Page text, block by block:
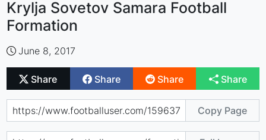
Krylja Sovetov Samara Football
Formation
June 8, 2017
Share Share Share Share
Copy Page